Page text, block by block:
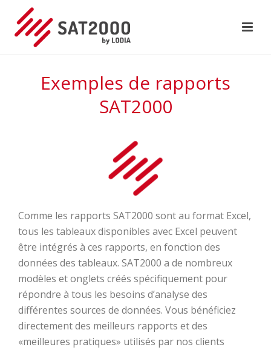
Exemples de rapports
SAT2000
Comme les rapports SAT2000 sont au format Excel,
tous les tableaux disponibles avec Excel peuvent
être intégrés à ces rapports, en fonction des
données des tableaux. SAT2000 a de nombreux
modèles et onglets créés spécifiquement pour
répondre à tous les besoins d’analyse des
différentes sources de données. Vous bénéficiez
directement des meilleurs rapports et des
«meilleures pratiques» utilisés par nos clients